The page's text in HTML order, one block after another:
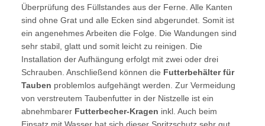
Überprüfung des Füllstandes aus der Ferne. Alle Kanten
sind ohne Grat und alle Ecken sind abgerundet. Somit ist
ein angenehmes Arbeiten die Folge. Die Wandungen sind
sehr stabil, glatt und somit leicht zu reinigen. Die
Installation der Aufhängung erfolgt mit zwei oder drei
Schrauben. Anschließend können die Futterbehälter für
Tauben problemlos aufgehängt werden. Zur Vermeidung
von verstreutem Taubenfutter in der Nistzelle ist ein
abnehmbarer Futterbecher-Kragen inkl. Auch beim